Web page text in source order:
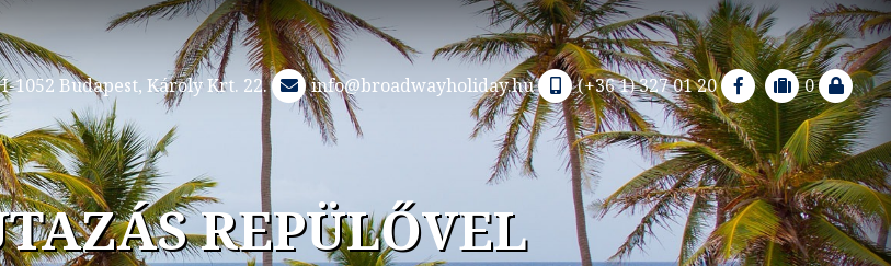
1052 Budapest, Károly Krt. 22. info@broadwayholiday.hu (+36 1) 327 01 20 0
REPÜLŐVEL